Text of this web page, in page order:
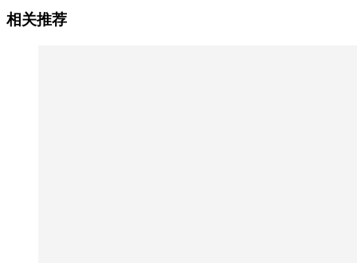
相关推荐